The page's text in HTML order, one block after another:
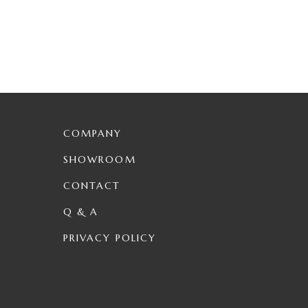
COMPANY
SHOWROOM
CONTACT
Q & A
PRIVACY POLICY